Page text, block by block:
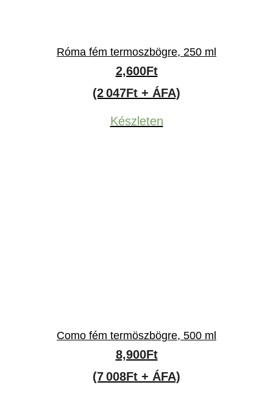
Róma fém termoszbögre, 250 ml
2,600Ft
(2 047Ft + ÁFA)
Készleten
Como fém termöszbögre, 500 ml
8,900Ft
(7 008Ft + ÁFA)